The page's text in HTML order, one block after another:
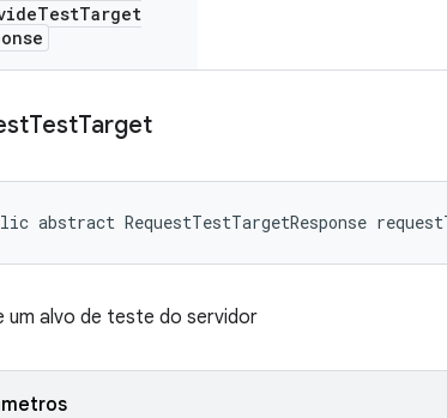
TestTarget
TestTarget
abstract RequestTestTargetResponse
um alvo de teste do servidor